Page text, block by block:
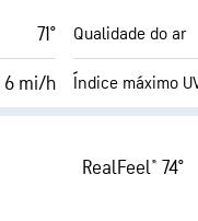
71°
6 mi/h
Qualidade do ar
Índice máximo
AccuLumen
Cobertura de
RealFeel® 74°